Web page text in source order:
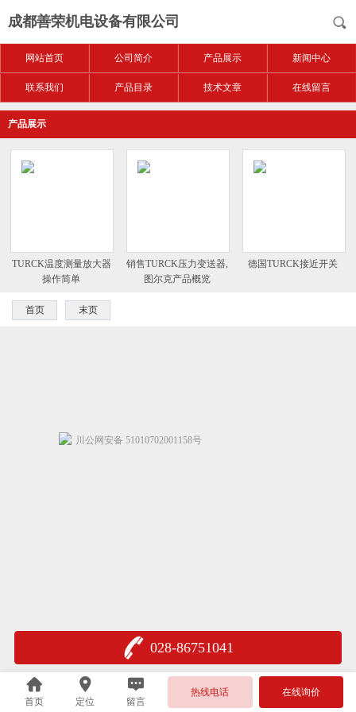
成都善荣机电设备有限公司
网站首页 公司简介 产品展示 新闻中心
联系我们 产品目录 技术文章 在线留言
产品展示
TURCK温度测量放大器
操作简单
销售TURCK压力变送器,
图尔克产品概览
德国TURCK接近开关
首页 末页
028-86751041
首页 定位 留言
热线电话 在线询价
川公网安备 51010702001158号